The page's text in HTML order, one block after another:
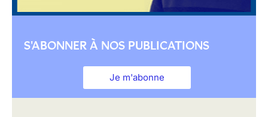
S'ABONNER À NOS PUBLICATIONS
Je m'abonne